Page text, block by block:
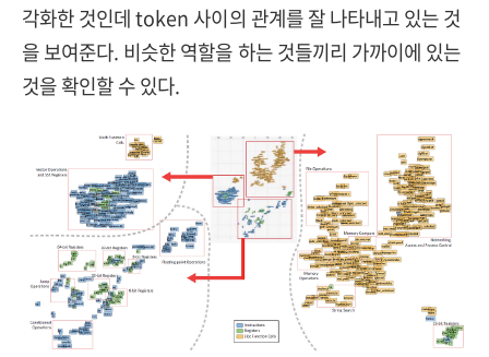
각화한 것인데 token 사이의 관계를 잘 나타내고 있는 것
을 보여준다. 비슷한 역할을 하는 것들끼리 가까이에 있는
것을 확인할 수 있다.